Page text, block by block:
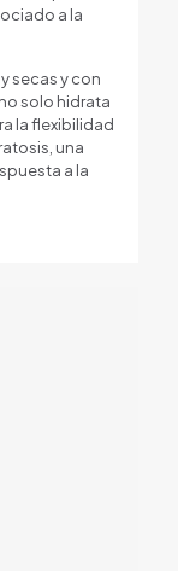
a la
secas y con
solo hidrata
la flexibilidad
una
a la